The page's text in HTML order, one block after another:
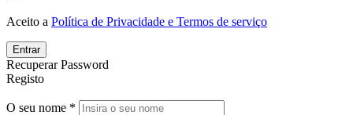
Aceito a Política de Privacidade e Termos de serviço
Entrar
Recuperar Password
Registo
O seu nome *